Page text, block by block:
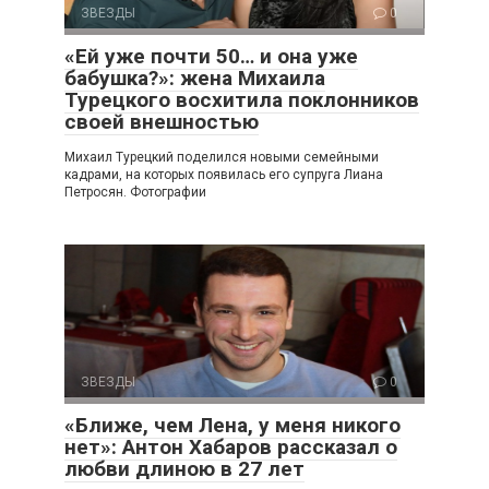
ЗВЕЗДЫ 0
«Ей уже почти 50… и она уже
бабушка?»: жена Михаила
Турецкого восхитила поклонников
своей внешностью
Михаил Турецкий поделился новыми семейными
кадрами, на которых появилась его супруга Лиана
Петросян. Фотографии
ЗВЕЗДЫ 0
«Ближе, чем Лена, у меня никого
нет»: Антон Хабаров рассказал о
любви длиною в 27 лет